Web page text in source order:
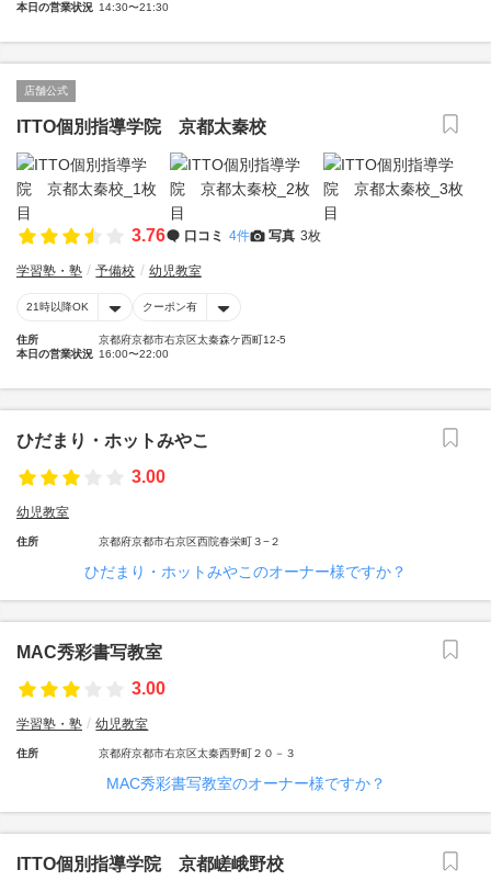
本日の営業状況 14:30〜21:30
店舗公式
ITTO個別指導学院 京都太秦校
3.76 口コミ 4件 写真 3枚
学習塾・塾 予備校 幼児教室
21時以降OK クーポン有
住所
京都府京都市右京区太秦森ケ西町12-5
本日の営業状況 16:00〜22:00
ひだまり・ホットみやこ
3.00
幼児教室
住所 京都府京都市右京区西院春栄町３−２
ひだまり・ホットみやこのオーナー様ですか？
MAC秀彩書写教室
3.00
学習塾・塾 幼児教室
住所 京都府京都市右京区太秦西野町２０－３
MAC秀彩書写教室のオーナー様ですか？
ITTO個別指導学院 京都嵯峨野校